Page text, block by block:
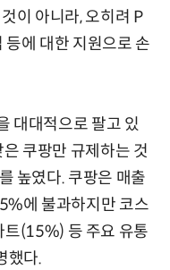
이 아니라, 오히려 P
에 대한 지원으로 손
대대적으로 팔고 있
쿠팡만 규제하는 것
높였다. 쿠팡은 매출
에 불과하지만 코스
(15%) 등 주요 유통
했다.